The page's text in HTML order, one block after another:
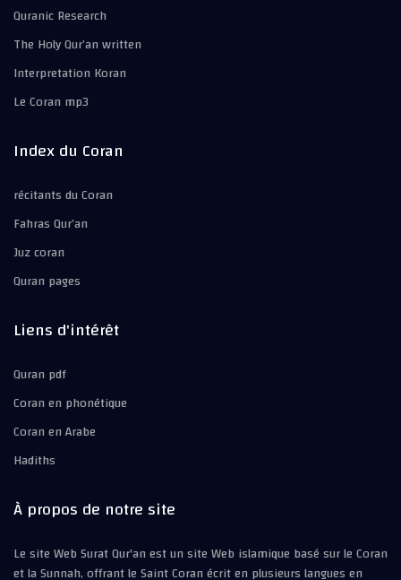
Quranic Research
The Holy Qur’an written
Interpretation Koran
Le Coran mp3
Index du Coran
récitants du Coran
Fahras Qur’an
Juz coran
Quran pages
Liens d'intérêt
Quran pdf
Coran en phonétique
Coran en Arabe
Hadiths
À propos de notre site
Le site Web Surat Qur'an est un site Web islamique basé sur le Coran
et la Sunnah, offrant le Saint Coran écrit en plusieurs langues en